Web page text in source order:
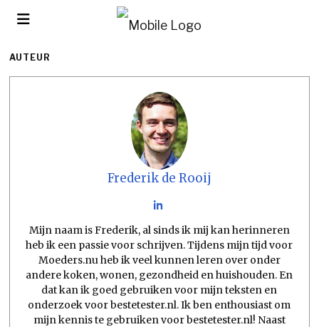
AUTEUR
Frederik de Rooij
Mijn naam is Frederik, al sinds ik mij kan herinneren
heb ik een passie voor schrijven. Tijdens mijn tijd voor
Moeders.nu heb ik veel kunnen leren over onder
andere koken, wonen, gezondheid en huishouden. En
dat kan ik goed gebruiken voor mijn teksten en
onderzoek voor bestetester.nl. Ik ben enthousiast om
mijn kennis te gebruiken voor bestetester.nl! Naast